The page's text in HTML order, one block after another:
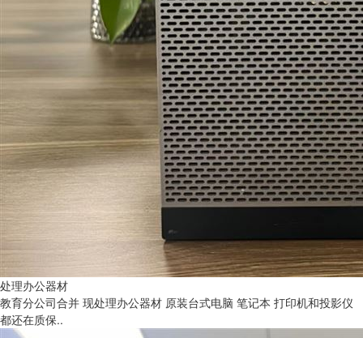
处理办公器材
教育分公司合并 现处理办公器材 原装台式电脑 笔记本 打印机和投影仪
都还在质保..